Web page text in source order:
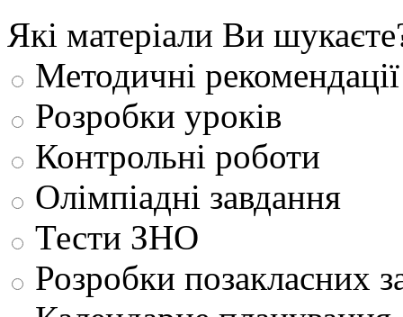
Які матеріали Ви
Методичні рекомендації
Розробки уроків
Контрольні роботи
Олімпіадні завдання
Тести ЗНО
Розробки позакласних